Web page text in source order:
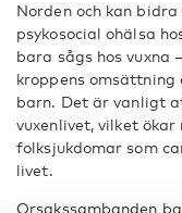
Norden och kan
psykosocial ohälsa
bara sågs hos vuxna
kroppens omsättning
barn. Det är vanligt
vuxenlivet, vilket
folksjukdomar som
livet.
Orsakssambanden